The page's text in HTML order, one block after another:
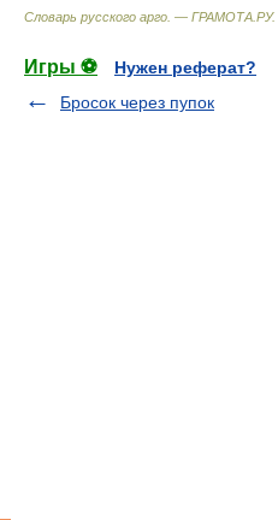
Словарь русского арго. — ГРАМОТА.РУ.
Игры ⚽
Нужен реферат?
Бросок через пупок